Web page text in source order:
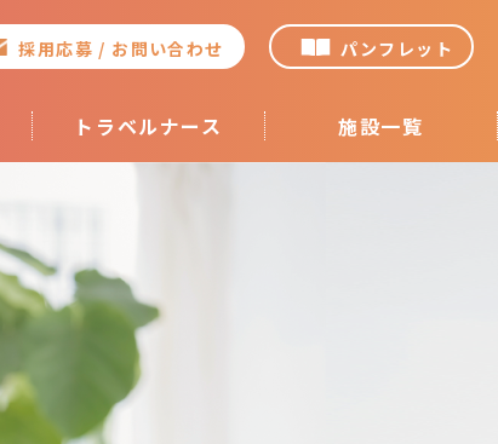
採用応募 / お問い合わせ パンフレット
トラベルナース 施設一覧